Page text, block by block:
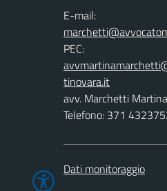
E-mail:
PEC:
avv. Marchetti Martina
Telefono: 371
Dati monitoraggio